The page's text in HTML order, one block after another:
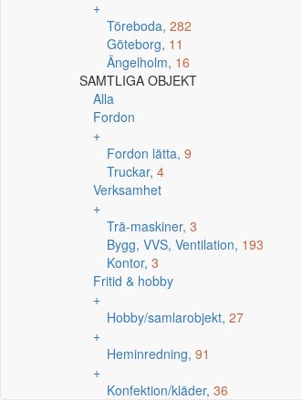
+
Töreboda, 282
Göteborg, 11
Ängelholm, 16
SAMTLIGA OBJEKT
Alla
Fordon
+
Fordon lätta, 9
Truckar, 4
Verksamhet
+
Trä-maskiner, 3
Bygg, VVS, Ventilation, 193
Kontor, 3
Fritid & hobby
+
Hobby/samlarobjekt, 27
+
Heminredning, 91
+
Konfektion/kläder, 36